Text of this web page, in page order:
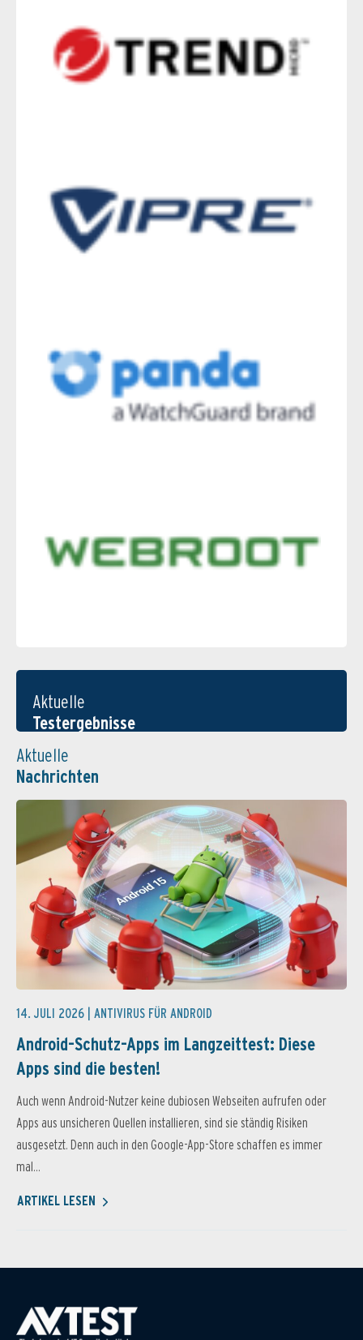
Aktuelle
Testergebnisse
Aktuelle
Nachrichten
14. JULI 2026 | ANTIVIRUS FÜR ANDROID
Android-Schutz-Apps im Langzeittest: Diese
Apps sind die besten!
Auch wenn Android-Nutzer keine dubiosen Webseiten aufrufen oder
Apps aus unsicheren Quellen installieren, sind sie ständig Risiken
ausgesetzt. Denn auch in den Google-App-Store schaffen es immer
mal...
ARTIKEL LESEN